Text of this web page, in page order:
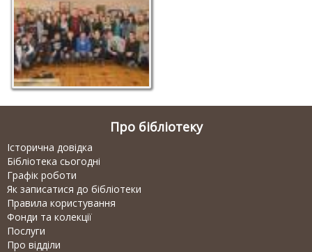
Про бібліотеку
Історична довідка
Бібліотека сьогодні
Графік роботи
Як записатися до бібліотеки
Правила користування
Фонди та колекції
Послуги
Про відділи